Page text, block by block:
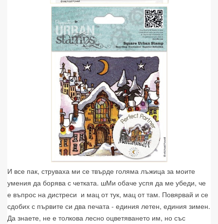
И все пак, струваха ми се твърде голяма лъжица за моите
умения да борява с четката. шМи обаче успя да ме убеди, че
е въпрос на дистреси и мац от тук, мац от там. Повярвай и се
сдобих с първите си два печата - единия летен, единия зимен.
Да знаете, не е толкова лесно оцветяването им, но със